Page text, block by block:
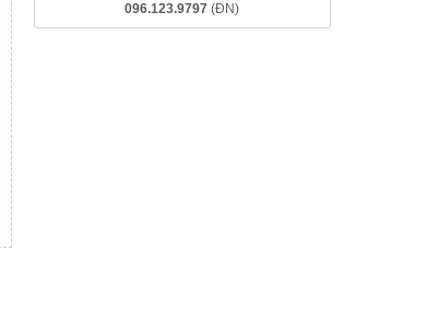
096.123.9797 (ĐN)